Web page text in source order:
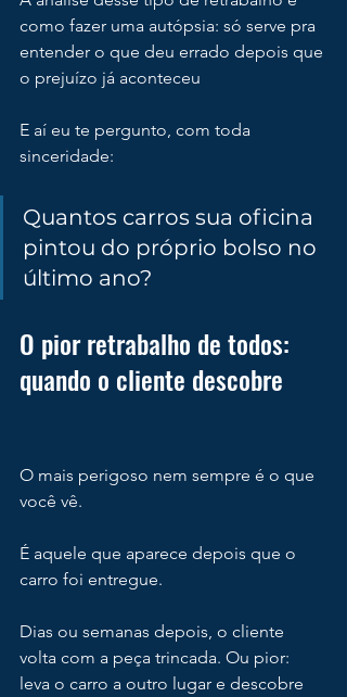
como fazer uma autópsia: só serve pra
entender o que deu errado depois que
o prejuízo já aconteceu
E aí eu te pergunto, com toda
sinceridade:
Quantos carros sua oficina
pintou do próprio bolso no
último ano?
O pior retrabalho de todos:
quando o cliente descobre
O mais perigoso nem sempre é o que
você vê.
É aquele que aparece depois que o
carro foi entregue.
Dias ou semanas depois, o cliente
volta com a peça trincada. Ou pior:
leva o carro a outro lugar e descobre